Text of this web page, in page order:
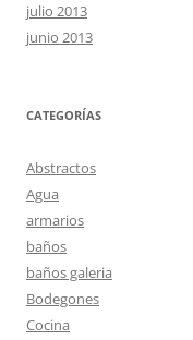
julio 2013
junio 2013
CATEGORÍAS
Abstractos
Agua
armarios
baños
baños galeria
Bodegones
Cocina